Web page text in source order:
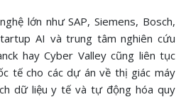
lớn như SAP, Siemens, Bosch,
AI và trung tâm nghiên cứu
hay Cyber Valley cũng liên tục
tế cho các dự án về thị giác máy
dữ liệu y tế và tự động hóa quy